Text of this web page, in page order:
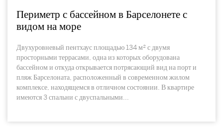
Периметр с бассейном в Барселонете с
видом на море
Двухуровневый пентхаус площадью 134 м² с двумя
просторными террасами, одна из которых оборудована
бассейном и откуда открывается потрясающий вид на порт и
пляж Барселоната, расположенный в современном жилом
комплексе, находящемся в отличном состоянии. В квартире
имеются 3 спальни с двуспальными...